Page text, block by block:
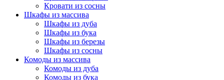
Кровати из сосны
Шкафы из массива
Шкафы из дуба
Шкафы из бука
Шкафы из березы
Шкафы из сосны
Комоды из массива
Комоды из дуба
Комоды из бука